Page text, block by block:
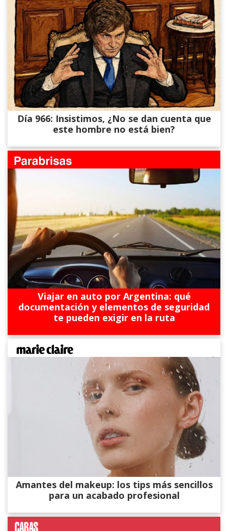
Día 966: Insistimos, ¿No se dan cuenta que
este hombre no está bien?
Viajar en auto por Argentina: qué
documentación y elementos de seguridad
te pueden exigir en la ruta
Amantes del makeup: los tips más sencillos
para un acabado profesional